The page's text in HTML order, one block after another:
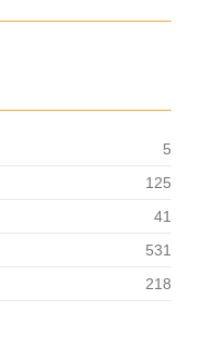
5
125
41
531
218